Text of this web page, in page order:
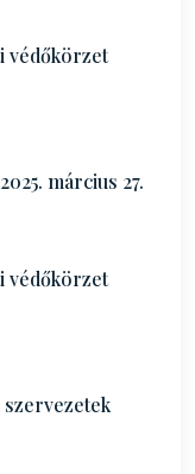
védőkörzet
március 27.
védőkörzet
szervezetek